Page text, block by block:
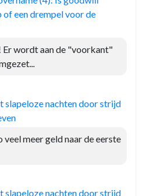
een drempel voor de
wordt aan de "voorkant"
slapeloze nachten door strijd
veel meer geld naar de eerste
slapeloze nachten door strijd